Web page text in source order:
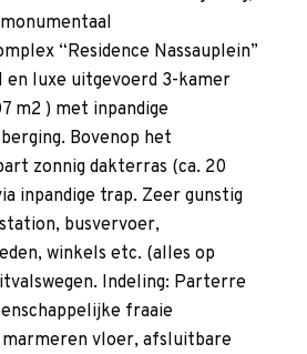
“Residence Nassauplein”
en luxe uitgevoerd 3-kamer
m2 ) met inpandige
Bovenop het
zonnig dakterras (ca. 20
inpandige trap. Zeer gunstig
busvervoer,
winkels etc. (alles op
Indeling: Parterre
fraaie
vloer, afsluitbare